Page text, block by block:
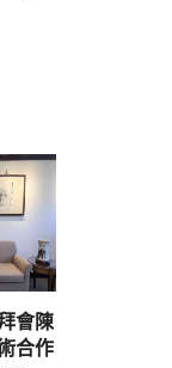
會陳
合作